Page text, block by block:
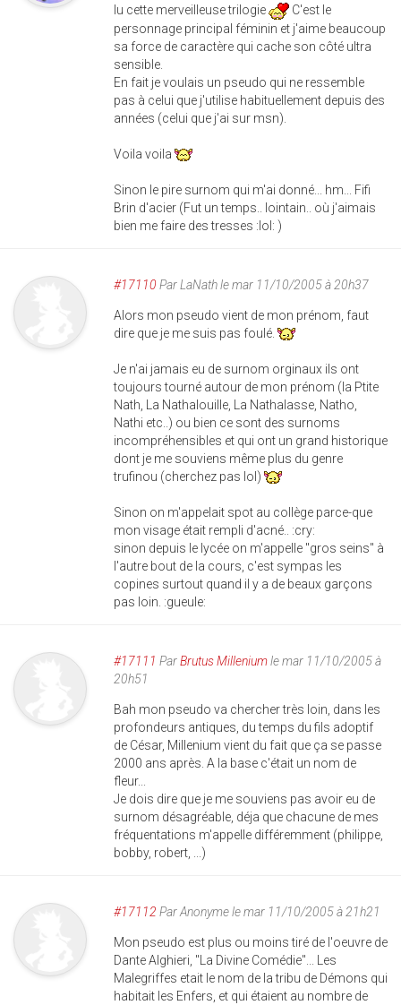
lu cette merveilleuse trilogie
C'est le
personnage principal féminin et j'aime beaucoup
sa force de caractère qui cache son côté ultra
sensible.
En fait je voulais un pseudo qui ne ressemble
pas à celui que j'utilise habituellement depuis des
années (celui que j'ai sur msn).
Voila voila
Sinon le pire surnom qui m'ai donné... hm... Fifi
Brin d'acier (Fut un temps.. lointain.. où j'aimais
bien me faire des tresses :lol: )
#17110 ParLaNathle mar 11/10/2005 à 20h37
Alors mon pseudo vient de mon prénom, faut
dire que je me suis pas foulé.
Je n'ai jamais eu de surnom orginaux ils ont
toujours tourné autour de mon prénom (la Ptite
Nath, La Nathalouille, La Nathalasse, Natho,
Nathi etc..) ou bien ce sont des surnoms
incompréhensibles et qui ont un grand historique
dont je me souviens même plus du genre
trufinou (cherchez pas lol)
Sinon on m'appelait spot au collège parce-que
mon visage était rempli d'acné.. :cry:
sinon depuis le lycée on m'appelle "gros seins" à
l'autre bout de la cours, c'est sympas les
copines surtout quand il y a de beaux garçons
pas loin. :gueule:
#17111 ParBrutus Milleniumle mar 11/10/2005 à
20h51
Bah mon pseudo va chercher très loin, dans les
profondeurs antiques, du temps du fils adoptif
de César, Millenium vient du fait que ça se passe
2000 ans après. A la base c'était un nom de
fleur...
Je dois dire que je me souviens pas avoir eu de
surnom désagréable, déja que chacune de mes
fréquentations m'appelle différemment (philippe,
bobby, robert, ...)
#17112 ParAnonymele mar 11/10/2005 à 21h21
Mon pseudo est plus ou moins tiré de l'oeuvre de
Dante Alghieri, "La Divine Comédie"... Les
Malegriffes etait le nom de la tribu de Démons qui
habitait les Enfers, et qui étaient au nombre de